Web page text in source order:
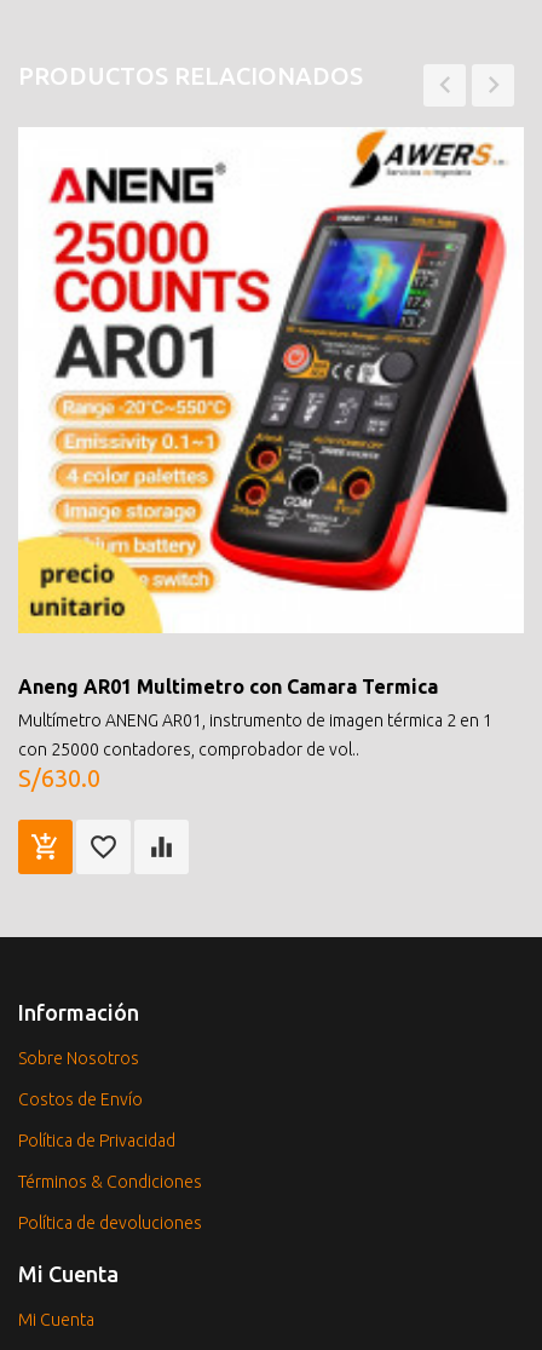
PRODUCTOS RELACIONADOS
Aneng AR01 Multimetro con Camara Termica
Multímetro ANENG AR01, instrumento de imagen térmica 2 en 1
con 25000 contadores, comprobador de vol..
S/630.0
Información
Sobre Nosotros
Costos de Envío
Política de Privacidad
Términos & Condiciones
Política de devoluciones
Mi Cuenta
Mi Cuenta